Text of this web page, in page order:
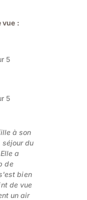
vue :
5
5
à son
du
a
de
bien
de vue
un air